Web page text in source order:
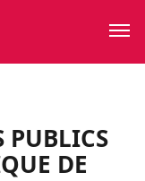
PUBLICS
DE